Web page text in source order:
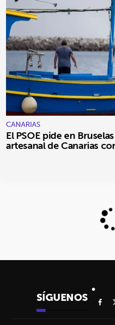
CANARIAS
El PSOE pide en
artesanal de Canarias
SÍGUENOS